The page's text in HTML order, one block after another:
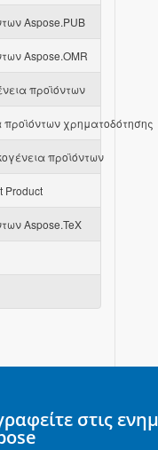
Aspose.PUB
Aspose.OMR
προϊόντων
προϊόντων χρηματοδότησης
προϊόντων
Product
Aspose.TeX
στις